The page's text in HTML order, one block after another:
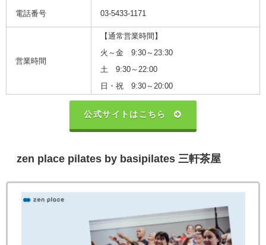
電話番号 03-5433-1171
営業時間
【通常営業時間】
火～金 9:30～23:30
土 9:30～22:00
日・祝 9:30～20:00
公式サイトはこちら
zen place pilates by basipilates 三軒茶屋